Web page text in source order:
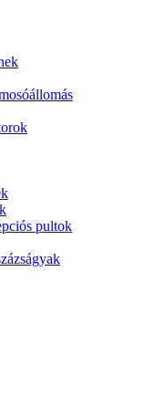
pultok